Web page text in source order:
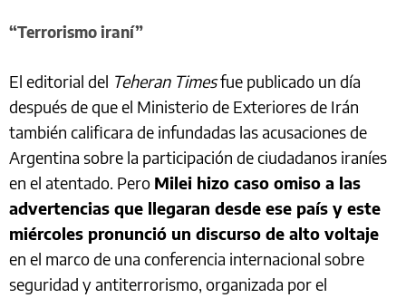
“Terrorismo iraní”
El editorial del Teheran Timesfue publicado un día
después de que el Ministerio de Exteriores de Irán
también calificara de infundadas las acusaciones de
Argentina sobre la participación de ciudadanos iraníes
en el atentado. Pero Milei hizo caso omiso a las
advertencias que llegaran desde ese país y este
miércoles pronunció un discurso de alto voltaje
en el marco de una conferencia internacional sobre
seguridad y antiterrorismo, organizada por el